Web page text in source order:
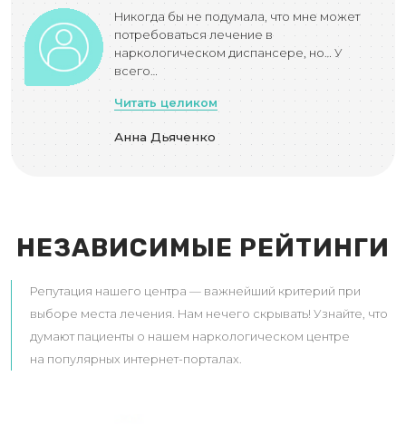
я
Никогда бы не подумала, что мне может
потребоваться лечение в
наркологическом диспансере, но… У
всего…
Читать целиком
Анна Дьяченко
НЕЗАВИСИМЫЕ РЕЙТИНГИ
Репутация нашего центра — важнейший критерий при
выборе места лечения. Нам нечего скрывать! Узнайте, что
думают пациенты о нашем наркологическом центре
на популярных интернет-порталах.